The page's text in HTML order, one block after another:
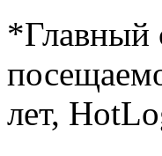
*Главный
лет,